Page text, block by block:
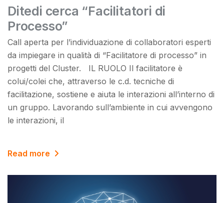
Ditedi cerca “Facilitatori di
Processo”
Call aperta per l’individuazione di collaboratori esperti
da impiegare in qualità di “Facilitatore di processo” in
progetti del Cluster. IL RUOLO Il facilitatore è
colui/colei che, attraverso le c.d. tecniche di
facilitazione, sostiene e aiuta le interazioni all’interno di
un gruppo. Lavorando sull’ambiente in cui avvengono
le interazioni, il
Read more